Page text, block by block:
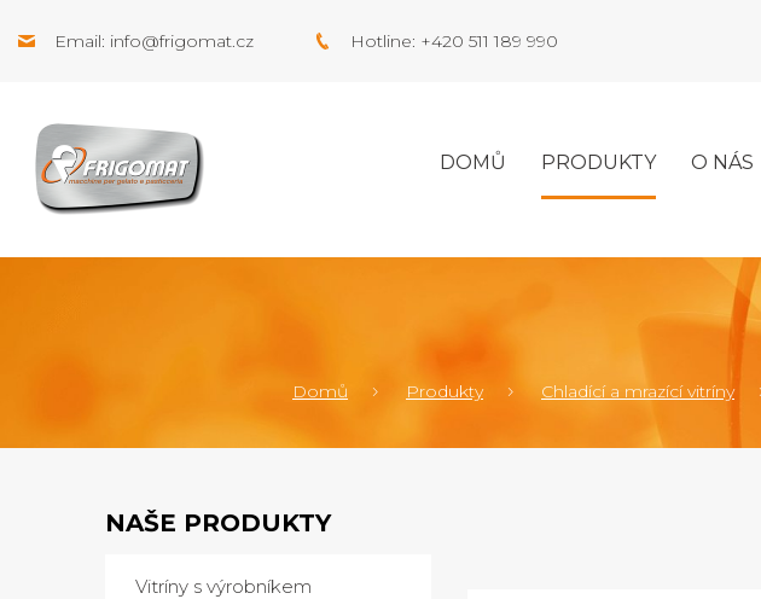
Email: info@frigomat.cz Hotline: +420 511 189 990
DOMŮ PRODUKTY O NÁS
Domů Produkty Chladící a mrazící vitríny
NAŠE PRODUKTY
Vitríny s výrobníkem